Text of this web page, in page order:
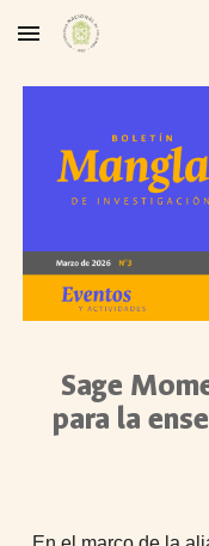
Skip to main content
Sage
para la